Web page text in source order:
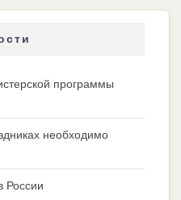
программы
необходимо
России